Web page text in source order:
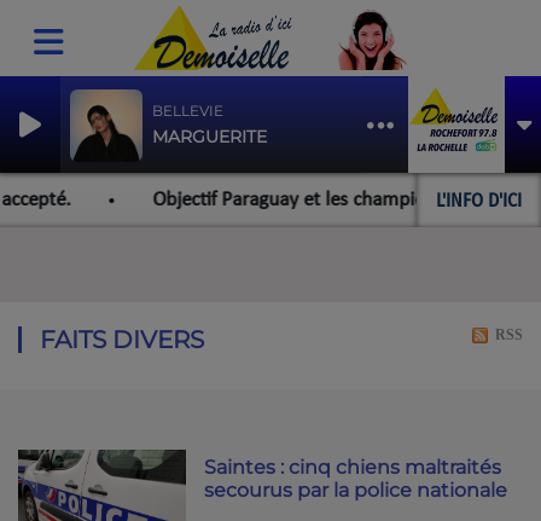
BELLEVIE
MARGUERITE
L'INFO D'ICI
Objectif Paraguay et les championnats du
FAITS DIVERS RSS
Saintes : cinq chiens maltraités
secourus par la police nationale